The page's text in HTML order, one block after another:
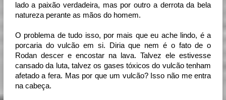
lado a paixão verdadeira, mas por outro a derrota da bela
natureza perante as mãos do homem.
O problema de tudo isso, por mais que eu ache lindo, é a
porcaria do vulcão em si. Diria que nem é o fato de o
Rodan descer e encostar na lava. Talvez ele estivesse
cansado da luta, talvez os gases tóxicos do vulcão tenham
afetado a fera. Mas por que um vulcão? Isso não me entra
na cabeça.